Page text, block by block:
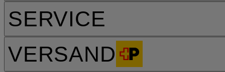
SERVICE
VERSAND